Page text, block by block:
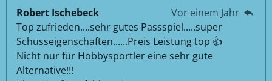
Robert Ischebeck
Vor einem Jahr
Top zufrieden....sehr gutes Passspiel.....super
Schusseigenschaften......Preis Leistung top 👍
Nicht nur für Hobbysportler eine sehr gute
Alternative!!!